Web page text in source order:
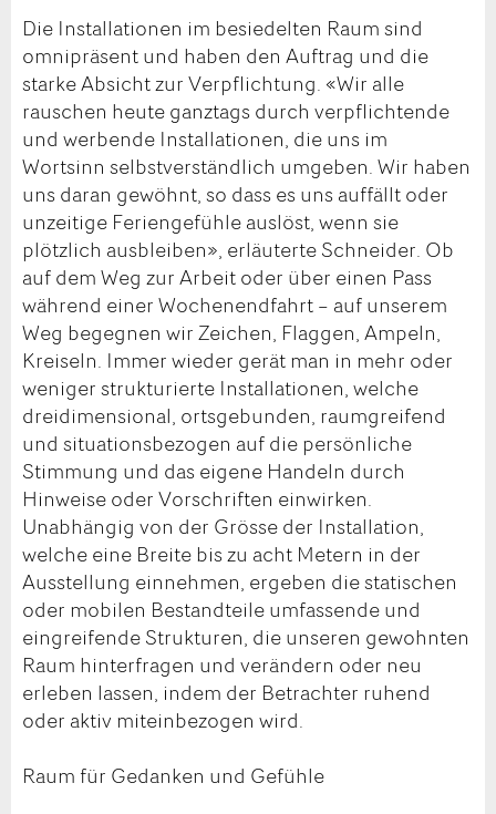
Die Installationen im besiedelten Raum sind
omnipräsent und haben den Auftrag und die
starke Absicht zur Verpflichtung. «Wir alle
rauschen heute ganztags durch verpflichtende
und werbende Installationen, die uns im
Wortsinn selbstverständlich umgeben. Wir haben
uns daran gewöhnt, so dass es uns auffällt oder
unzeitige Feriengefühle auslöst, wenn sie
plötzlich ausbleiben», erläuterte Schneider. Ob
auf dem Weg zur Arbeit oder über einen Pass
während einer Wochenendfahrt – auf unserem
Weg begegnen wir Zeichen, Flaggen, Ampeln,
Kreiseln. Immer wieder gerät man in mehr oder
weniger strukturierte Installationen, welche
dreidimensional, ortsgebunden, raumgreifend
und situationsbezogen auf die persönliche
Stimmung und das eigene Handeln durch
Hinweise oder Vorschriften einwirken.
Unabhängig von der Grösse der Installation,
welche eine Breite bis zu acht Metern in der
Ausstellung einnehmen, ergeben die statischen
oder mobilen Bestandteile umfassende und
eingreifende Strukturen, die unseren gewohnten
Raum hinterfragen und verändern oder neu
erleben lassen, indem der Betrachter ruhend
oder aktiv miteinbezogen wird.
Raum für Gedanken und Gefühle